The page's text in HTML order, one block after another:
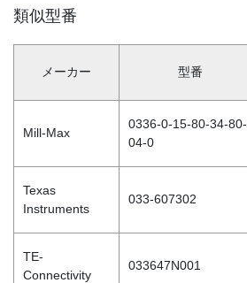
類似型番
メーカー 型番
Mill-Max
0336-0-15-80-34-80-
04-0
Texas
Instruments
033-607302
TE-
Connectivity
033647N001